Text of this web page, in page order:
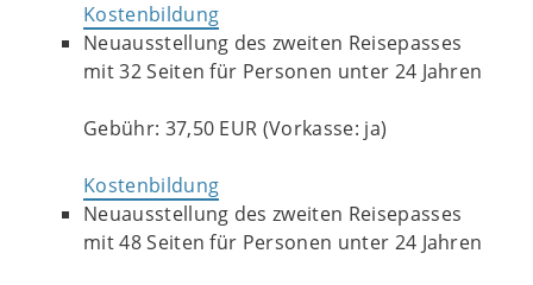
Kostenbildung
Neuausstellung des zweiten Reisepasses
mit 32 Seiten für Personen unter 24 Jahren
Gebühr: 37,50 EUR (Vorkasse: ja)
Kostenbildung
Neuausstellung des zweiten Reisepasses
mit 48 Seiten für Personen unter 24 Jahren